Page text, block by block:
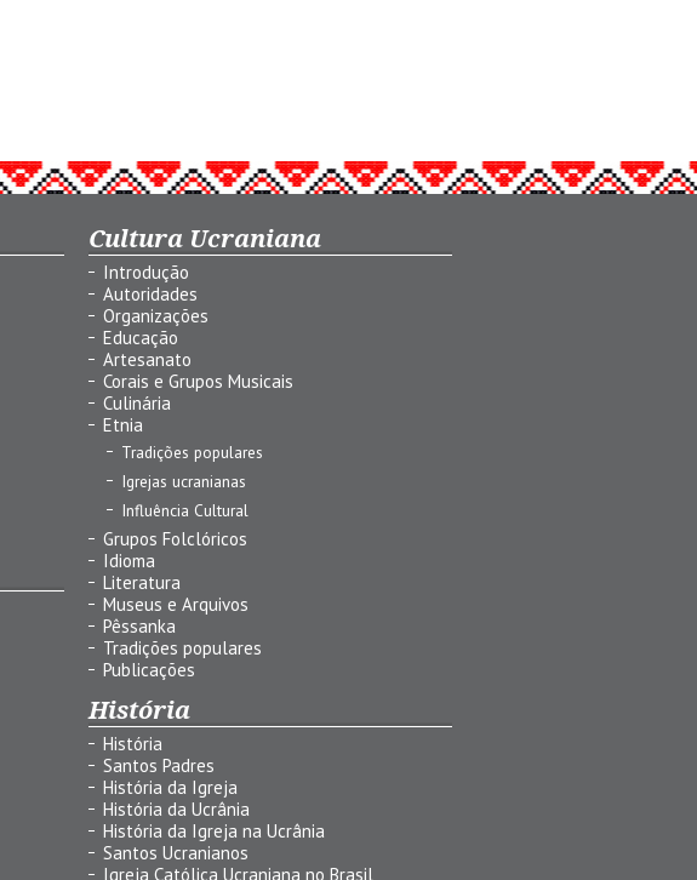
Cultura Ucraniana
Introdução
Autoridades
Organizações
Educação
Artesanato
Corais e Grupos Musicais
Culinária
Etnia
Tradições populares
Igrejas ucranianas
Influência Cultural
Grupos Folclóricos
Idioma
Literatura
Museus e Arquivos
Pêssanka
Tradições populares
Publicações
História
História
Santos Padres
História da Igreja
História da Ucrânia
História da Igreja na Ucrânia
Santos Ucranianos
Igreja Católica Ucraniana no Brasil